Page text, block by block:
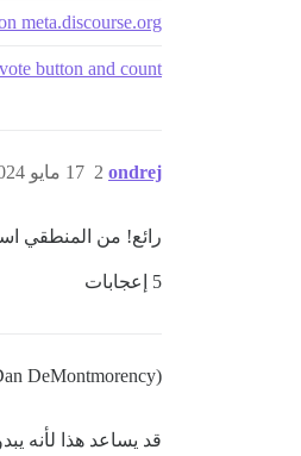
meta.discourse.org
button and count
ondrej 17 مايو 2024، 12:00م 2
رائع! من المنطقي
5 إعجابات
DeMontmorency)
قد يساعد هذا لأنه